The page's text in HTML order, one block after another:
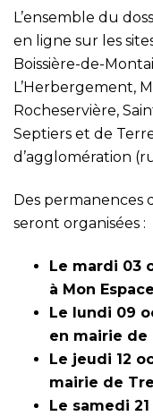
L’ensemble du
en ligne sur les
Boissière-de-
L’Herbergement,
Rocheservière,
Septiers et de
d’agglomération
Des permanences
seront organisées :
Le mardi 03
à Mon
Le lundi 09
en mairie de
Le jeudi 12
mairie de
Le samedi